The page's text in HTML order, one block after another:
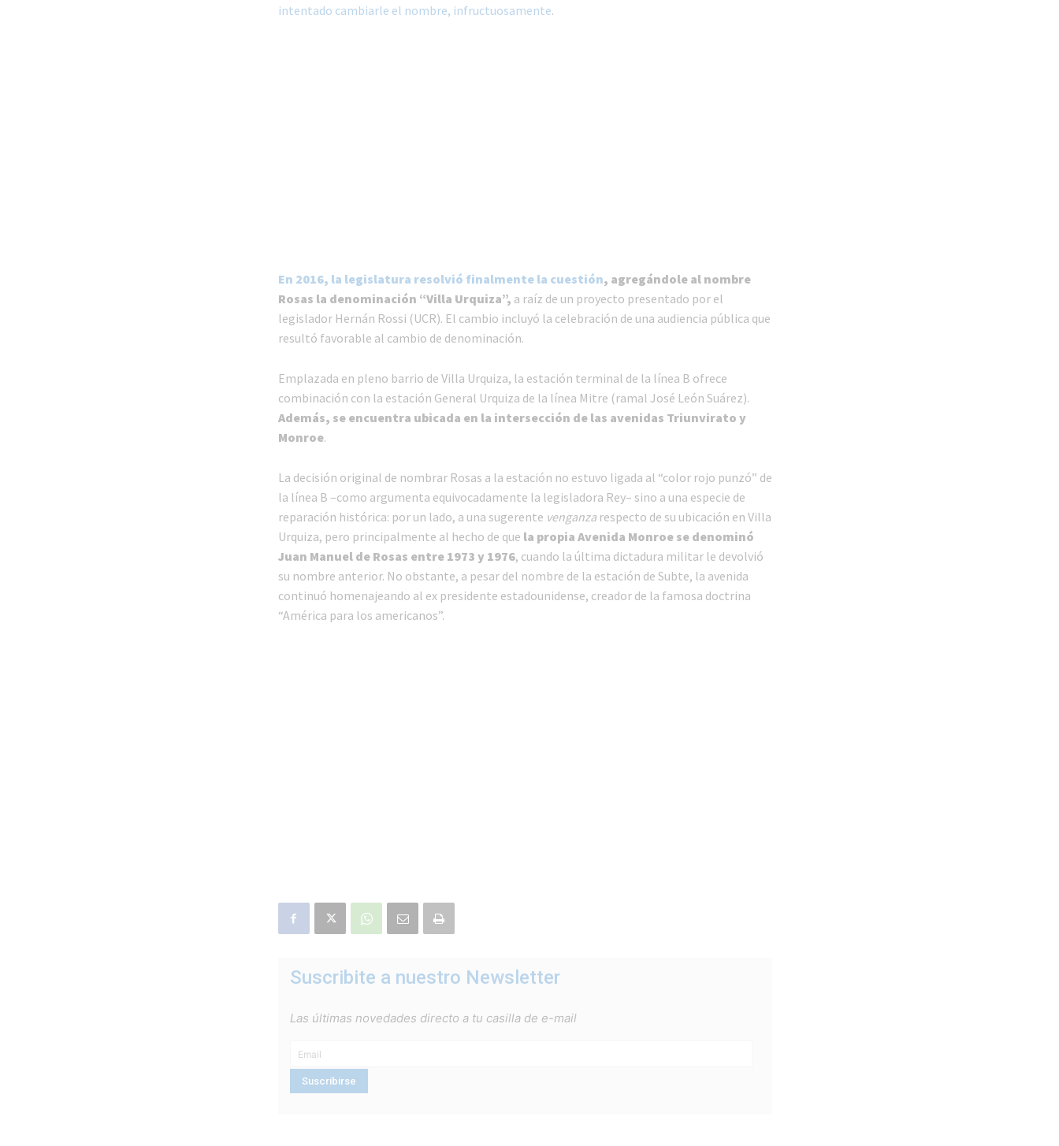
intentado cambiarle el nombre, infructuosamente.
En 2016, la legislatura resolvió finalmente la cuestión, agregándole al nombre
Rosas la denominación “Villa Urquiza”, a raíz de un proyecto presentado por el
legislador Hernán Rossi (UCR). El cambio incluyó la celebración de una audiencia pública que
resultó favorable al cambio de denominación.
Emplazada en pleno barrio de Villa Urquiza, la estación terminal de la línea B ofrece
combinación con la estación General Urquiza de la línea Mitre (ramal José León Suárez).
Además, se encuentra ubicada en la intersección de las avenidas Triunvirato y
Monroe.
La decisión original de nombrar Rosas a la estación no estuvo ligada al “color rojo punzó” de
la línea B –como argumenta equivocadamente la legisladora Rey– sino a una especie de
reparación histórica: por un lado, a una sugerente venganzarespecto de su ubicación en Villa
Urquiza, pero principalmente al hecho de que la propia Avenida Monroe se denominó
Juan Manuel de Rosas entre 1973 y 1976, cuando la última dictadura militar le devolvió
su nombre anterior. No obstante, a pesar del nombre de la estación de Subte, la avenida
continuó homenajeando al ex presidente estadounidense, creador de la famosa doctrina
“América para los americanos”.
Suscribite a nuestro Newsletter
Las últimas novedades directo a tu casilla de e-mail